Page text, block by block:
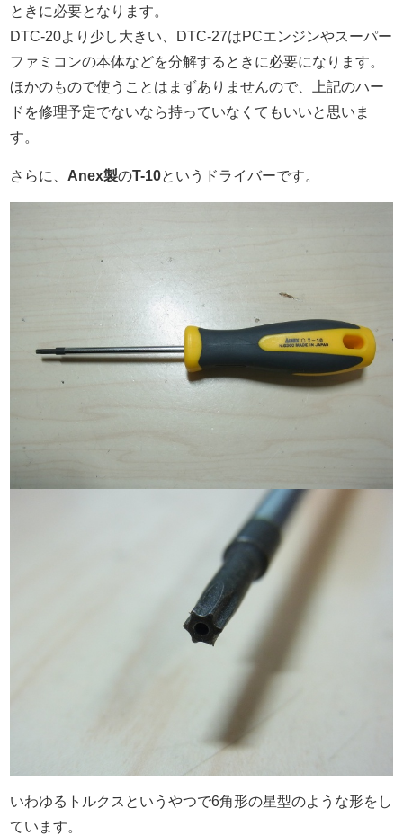
ときに必要となります。
DTC-20より少し大きい、DTC-27はPCエンジンやスーパー
ファミコンの本体などを分解するときに必要になります。
ほかのもので使うことはまずありませんので、上記のハー
ドを修理予定でないなら持っていなくてもいいと思いま
す。
さらに、 Anex製のT-10というドライバーです。
いわゆるトルクスというやつで6角形の星型のような形をし
ています。